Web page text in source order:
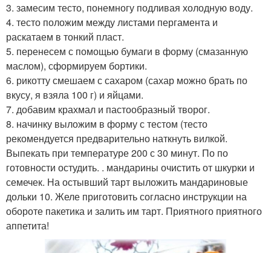
3. замесим тесто, понемногу подливая холодную воду.
4. тесто положим между листами пергамента и
раскатаем в тонкий пласт.
5. перенесем с помощью бумаги в форму (смазанную
маслом), сформируем бортики.
6. рикотту смешаем с сахаром (сахар можно брать по
вкусу, я взяла 100 г) и яйцами.
7. добавим крахмал и пастообразный творог.
8. начинку выложим в форму с тестом (тесто
рекомендуется предварительно наткнуть вилкой.
Выпекать при температуре 200 с 30 минут. По по
готовности остудить. . мандарины очистить от шкурки и
семечек. На остывший тарт выложить мандариновые
дольки 10. Желе приготовить согласно инструкции на
обороте пакетика и залить им тарт. Приятного приятного
аппетита!